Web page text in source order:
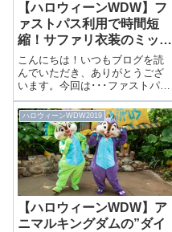
【ハロウィーンWDW】フ
ァストパス利用で時間短
縮！サファリ衣装のミッキ
ー＆ミニーに会えるアニマ
ルキングダムの”アウトス
ポット”
こんにちは！いつもブログを読
んでいただき、ありがとうござ
います。今回は･･･ファストパス
利用で時間短縮！サファリ衣装
のミッキー＆ミニーに会えるア
ニマルキングダムの”アウトスポ
ット”前回はアニマルキングダム
のエキストラ・マジック・アワ
ーについ...
ハロウィーンWDW2019
【ハロウィーンWDW】ア
ニマルキングダムの”ダイ